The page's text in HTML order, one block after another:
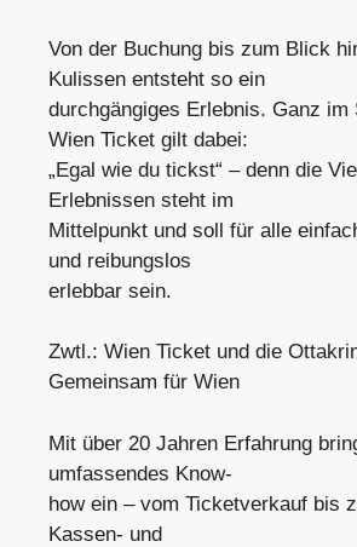
Von der Buchung bis zum Blick
Kulissen entsteht so ein
durchgängiges Erlebnis. Ganz im
Wien Ticket gilt dabei:
„Egal wie du tickst“ – denn die
Erlebnissen steht im
Mittelpunkt und soll für alle
und reibungslos
erlebbar sein.
Zwtl.: Wien Ticket und die
Gemeinsam für Wien
Mit über 20 Jahren Erfahrung
umfassendes Know-
how ein – vom Ticketverkauf bis
Kassen- und